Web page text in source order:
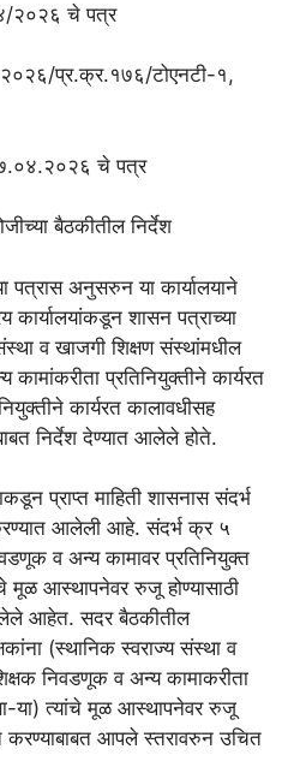
२०२६ चे पत्र
प्र.क्र.१७६/टोएनटी-१,
चे पत्र
बैठकीतील निर्देश
पत्रास अनुसरुन या कार्यालयाने
कार्यालयांकडून शासन पत्राच्या
व खाजगी शिक्षण संस्थांमधील
प्रतिनियुक्तीने कार्यरत
कार्यरत कालावधीसह
निर्देश देण्यात आलेले होते.
प्राप्त माहिती शासनास संदर्भ
आलेली आहे. संदर्भ क्र ५
व अन्य कामावर प्रतिनियुक्त
मूळ आस्थापनेवर रुजू होण्यासाठी
आहेत. सदर बैठकीतील
(स्थानिक स्वराज्य संस्था व
निवडणूक व अन्य कामाकरीता
या) त्यांचे मूळ आस्थापनेवर रुजू
करण्याबाबत आपले स्तरावरुन उचित